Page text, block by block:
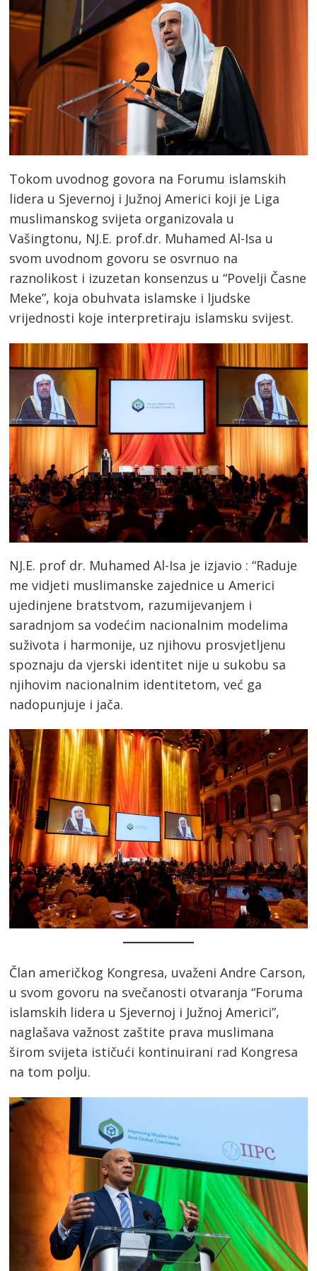
Tokom uvodnog govora na Forumu islamskih
lidera u Sjevernoj i Južnoj Americi koji je Liga
muslimanskog svijeta organizovala u
Vašingtonu, NJ.E. prof.dr. Muhamed Al-Isa u
svom uvodnom govoru se osvrnuo na
raznolikost i izuzetan konsenzus u “Povelji Časne
Meke”, koja obuhvata islamske i ljudske
vrijednosti koje interpretiraju islamsku svijest.
NJ.E. prof dr. Muhamed Al-Isa je izjavio : “Raduje
me vidjeti muslimanske zajednice u Americi
ujedinjene bratstvom, razumijevanjem i
saradnjom sa vodećim nacionalnim modelima
suživota i harmonije, uz njihovu prosvjetljenu
spoznaju da vjerski identitet nije u sukobu sa
njihovim nacionalnim identitetom, već ga
nadopunjuje i jača.
Član američkog Kongresa, uvaženi Andre Carson,
u svom govoru na svečanosti otvaranja “Foruma
islamskih lidera u Sjevernoj i Južnoj Americi”,
naglašava važnost zaštite prava muslimana
širom svijeta ističući kontinuirani rad Kongresa
na tom polju.